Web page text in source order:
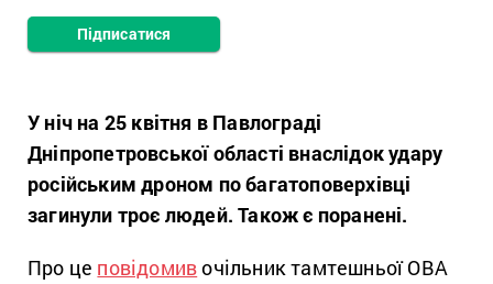
Підписатися
У ніч на 25 квітня в Павлограді
Дніпропетровської області внаслідок удару
російським дроном по багатоповерхівці
загинули троє людей. Також є поранені.
Про це повідомивочільник тамтешньої ОВА